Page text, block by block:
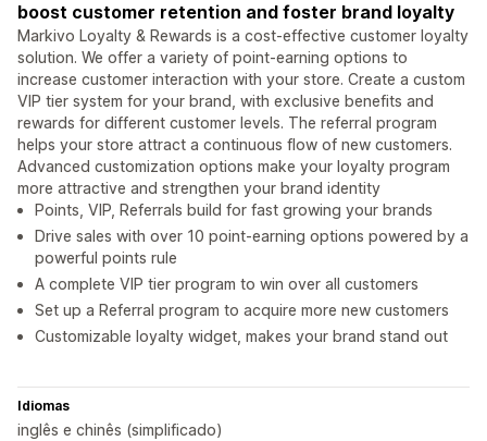
boost customer retention and foster brand loyalty
Markivo Loyalty & Rewards is a cost-effective customer loyalty
solution. We offer a variety of point-earning options to
increase customer interaction with your store. Create a custom
VIP tier system for your brand, with exclusive benefits and
rewards for different customer levels. The referral program
helps your store attract a continuous flow of new customers.
Advanced customization options make your loyalty program
more attractive and strengthen your brand identity
Points, VIP, Referrals build for fast growing your brands
Drive sales with over 10 point-earning options powered by a
powerful points rule
A complete VIP tier program to win over all customers
Set up a Referral program to acquire more new customers
Customizable loyalty widget, makes your brand stand out
Idiomas
inglês e chinês (simplificado)